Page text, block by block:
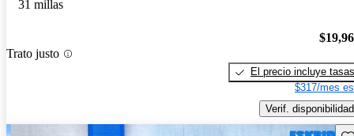
31 millas
Trato justo
El precio incluye tasas
$317/mes
Verif. disponibilidad